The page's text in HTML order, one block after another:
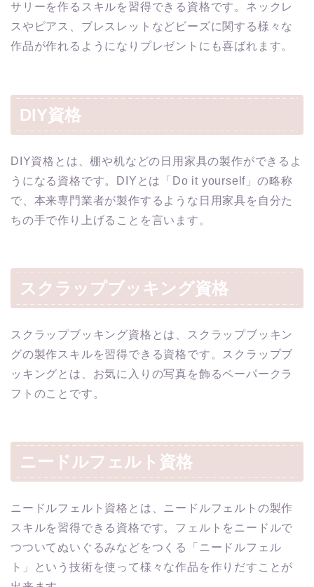
サリーを作るスキルを習得できる資格です。ネックレ
スやピアス、ブレスレットなどビーズに関する様々な
作品が作れるようになりプレゼントにも喜ばれます。
DIY資格
DIY資格とは、棚や机などの日用家具の製作ができるよ
うになる資格です。DIYとは「Do it yourself」の略称
で、本来専門業者が製作するような日用家具を自分た
ちの手で作り上げることを言います。
スクラップブッキング資格
スクラップブッキング資格とは、スクラップブッキン
グの製作スキルを習得できる資格です。スクラップブ
ッキングとは、お気に入りの写真を飾るペーパークラ
フトのことです。
ニードルフェルト資格
ニードルフェルト資格とは、ニードルフェルトの製作
スキルを習得できる資格です。フェルトをニードルで
つついてぬいぐるみなどをつくる「ニードルフェル
ト」という技術を使って様々な作品を作りだすことが